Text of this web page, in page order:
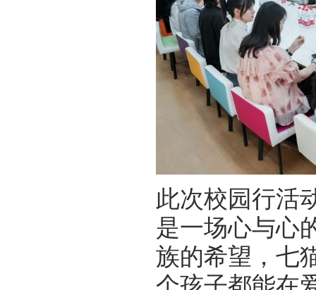
此次校园行活
是一场心与心
族的希望，七